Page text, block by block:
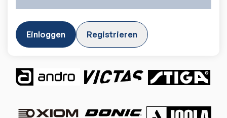
Einloggen Registrieren